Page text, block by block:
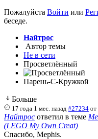
Пожалуйста Войти или
беседе.
Найтрос
Автор темы
Не в сети
Просветлённый
Парень-С-Кружкой
Больше
17 года 1 мес. назад #27234 от
Найтрос ответил в теме
(LEGO My Own Creat)
Спасибо, Mephis.